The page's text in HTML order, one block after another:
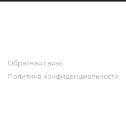
Обратная связь
Политика конфиденциальности